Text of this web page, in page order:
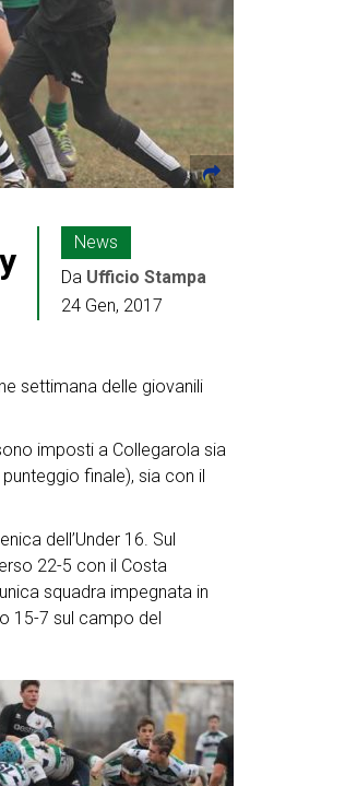
News
Da Ufficio Stampa
24 Gen, 2017
settimana delle giovanili
imposti a Collegarola sia
finale), sia con il
dell’Under 16. Sul
22-5 con il Costa
squadra impegnata in
15-7 sul campo del